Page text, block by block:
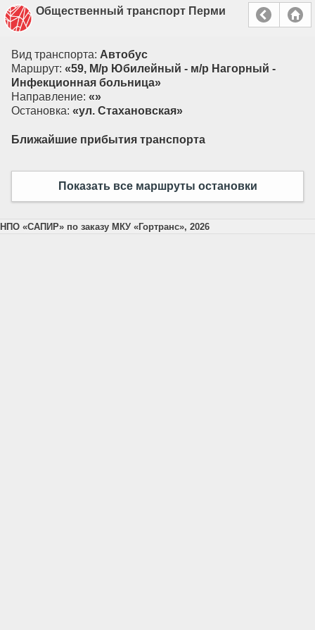
Общественный транспорт Перми
Вид транспорта: Автобус
Маршрут: «59, М/р Юбилейный - м/р Нагорный -
Инфекционная больница»
Направление: «»
Остановка: «ул. Стахановская»
Ближайшие прибытия транспорта
Показать все маршруты остановки
НПО «САПИР» по заказу МКУ «Гортранс», 2026